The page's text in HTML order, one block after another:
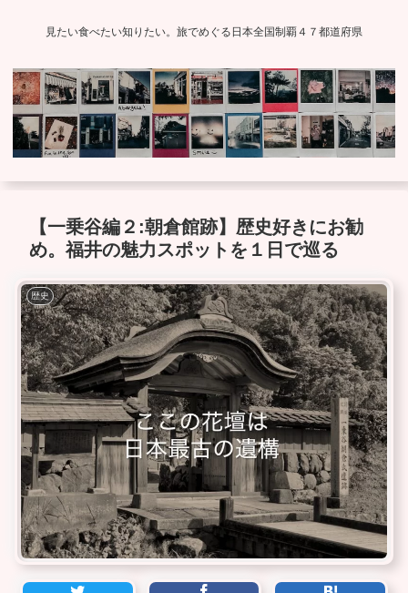
見たい食べたい知りたい。旅でめぐる日本全国制覇４７都道府県
【一乗谷編２:朝倉館跡】歴史好きにお勧
め。福井の魅力スポットを１日で巡る
歴史